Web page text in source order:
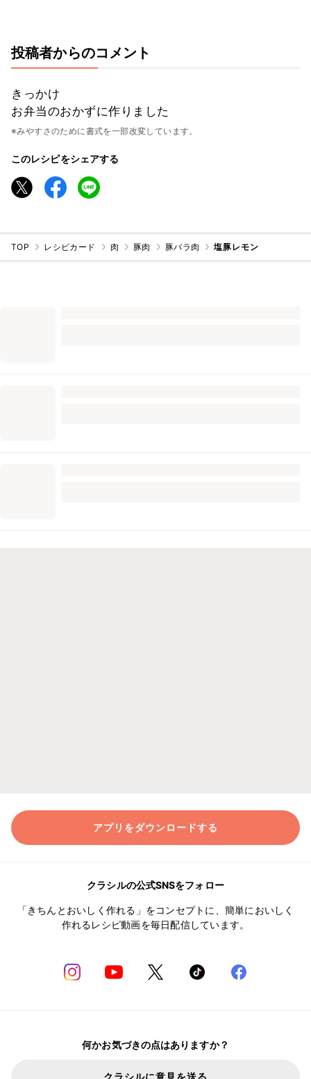
投稿者からのコメント
きっかけ
お弁当のおかずに作りました
※みやすさのために書式を一部改変しています。
このレシピをシェアする
TOP レシピカード 肉 豚肉 豚バラ肉 塩豚レモン
アプリをダウンロードする
クラシルの公式SNSをフォロー
「きちんとおいしく作れる」をコンセプトに、簡単においしく
作れるレシピ動画を毎日配信しています。
何かお気づきの点はありますか？